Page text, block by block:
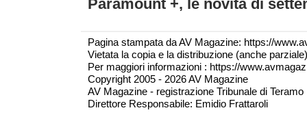
Paramount +, le novità di
Pagina stampata da AV Magazine: https://
Vietata la copia e la distribuzione (anche
Per maggiori informazioni : https://
Copyright 2005 - 2026 AV Magazine
AV Magazine - registrazione Tribunale di
Direttore Responsabile: Emidio Frattaroli